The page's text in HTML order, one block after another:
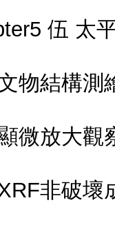
伍 太
物結構測
微放大觀
非破壞